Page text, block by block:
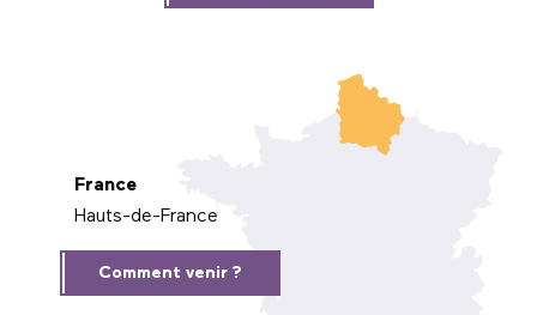
France
Hauts-de-France
Comment venir ?